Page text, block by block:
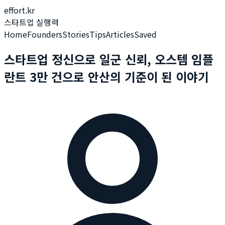
effort.kr
스타트업 실행력
HomeFoundersStoriesTipsArticlesSaved
스타트업 정신으로 일군 신뢰, 오스템 임플
란트 3만 건으로 안산의 기준이 된 이야기